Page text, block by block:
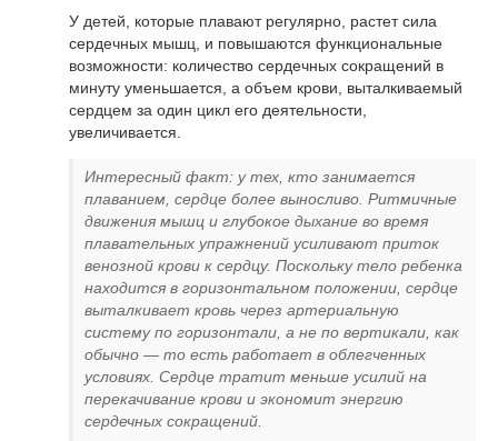
У детей, которые плавают регулярно, растет сила
сердечных мышц, и повышаются функциональные
возможности: количество сердечных сокращений в
минуту уменьшается, а объем крови, выталкиваемый
сердцем за один цикл его деятельности,
увеличивается.
Интересный факт: у тех, кто занимается
плаванием, сердце более выносливо. Ритмичные
движения мышц и глубокое дыхание во время
плавательных упражнений усиливают приток
венозной крови к сердцу. Поскольку тело ребенка
находится в горизонтальном положении, сердце
выталкивает кровь через артериальную
систему по горизонтали, а не по вертикали, как
обычно — то есть работает в облегченных
условиях. Сердце тратит меньше усилий на
перекачивание крови и экономит энергию
сердечных сокращений.